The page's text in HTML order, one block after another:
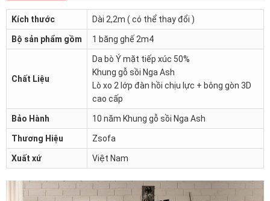
Kích thước Dài 2,2m ( có thể thay đổi )
Bộ sản phẩm gồm 1 băng ghế 2m4
Chất Liệu
Da bò Ý mặt tiếp xúc 50%
Khung gỗ sồi Nga Ash
Lò xo 2 lớp đàn hồi chịu lực + bông gòn 3D
cao cấp
Bảo Hành 10 năm Khung gỗ sồi Nga Ash
Thương Hiệu Zsofa
Xuất xứ Việt Nam